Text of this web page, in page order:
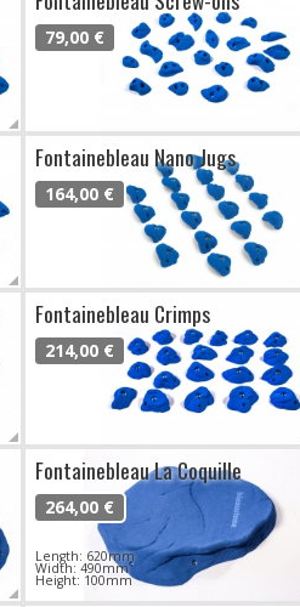
79,00 €
Fontainebleau Nano Jugs
164,00 €
Fontainebleau Crimps
214,00 €
Fontainebleau La Coquille
264,00 €
Length: 620mm
Width: 490mm
Height: 100mm